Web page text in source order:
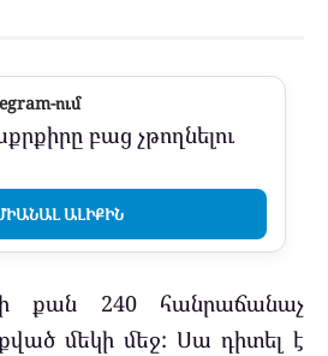
ում
բաց չթողնելու
ԱԼԻՔԻՆ
քան 240 հանրաճանաչ
մեկի մեջ: Սա դիտել է